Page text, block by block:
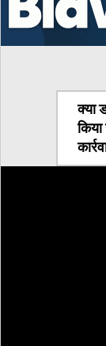
क्या